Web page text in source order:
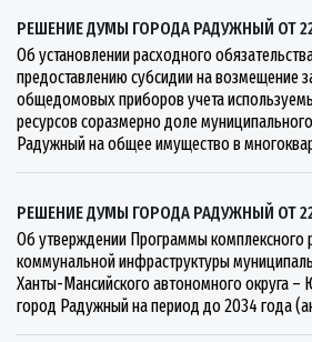
РЕШЕНИЕ ДУМЫ ГОРОДА РАДУЖНЫЙ ОТ
Об установлении расходного
предоставлению субсидии на возмещение
общедомовых приборов учета
ресурсов соразмерно доле
Радужный на общее имущество в
РЕШЕНИЕ ДУМЫ ГОРОДА РАДУЖНЫЙ ОТ
Об утверждении Программы комплексного
коммунальной инфраструктуры
Ханты-Мансийского автономного округа –
город Радужный на период до 2034 года